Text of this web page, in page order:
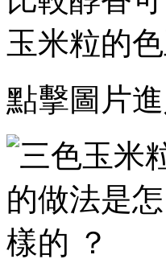
玉米粒的色
點擊圖片